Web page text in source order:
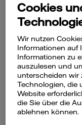
–
1.
Cookies
Wir nutzen
Informationen auf
Informationen zu
auszulesen und
unterscheiden
Technologien, die
Website
die Sie über die
ablehnen können.